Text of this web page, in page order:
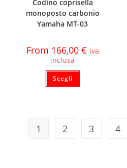
Codino coprisella
monoposto carbonio
Yamaha MT-03
From 166,00 € iva
inclusa
Scegli
1 2 3 4